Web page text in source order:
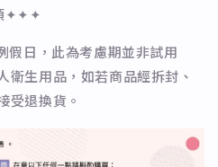
✦✦✦
假日，此為考慮期並非試用
衛生用品，如若商品經拆封、
受退換貨。